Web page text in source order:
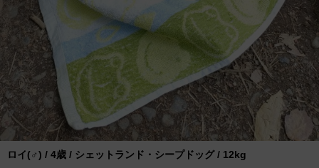
ロイ(♂) / 4歳 / シェットランド・シープドッグ / 12kg